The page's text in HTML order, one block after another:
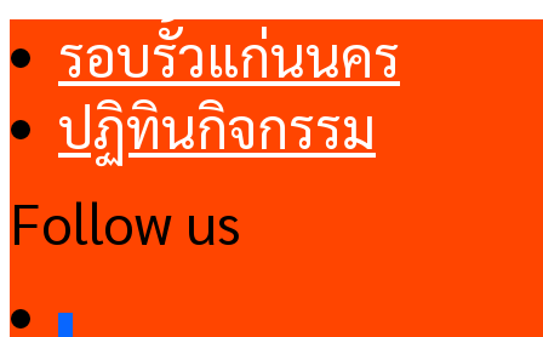
รอบรั้วแก่นนคร
ปฏิทินกิจกรรม
Follow us